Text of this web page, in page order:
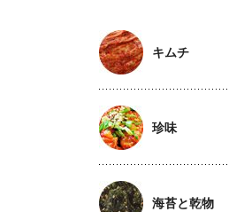
キムチ
珍味
海苔と乾物